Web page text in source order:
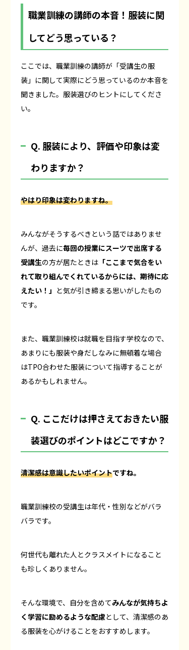
職業訓練の講師の本音！服装に関
してどう思っている？
ここでは、職業訓練の講師が「受講生の服
装」に関して実際にどう思っているのか本音を
聞きました。服装選びのヒントにしてくださ
い。
Q. 服装により、評価や印象は変
わりますか？
やはり印象は変わりますね。
みんながそうするべきという話ではありませ
んが、過去に毎回の授業にスーツで出席する
受講生の方が居たときは 「ここまで気合をい
れて取り組んでくれているからには、期待に応
えたい！」 と気が引き締まる思いがしたもの
です。
また、職業訓練校は就職を目指す学校なので、
あまりにも服装や身だしなみに無頓着な場合
はTPO合わせた服装について指導することが
あるかもしれません。
Q. ここだけは押さえておきたい服
装選びのポイントはどこですか？
清潔感は意識したいポイントですね。
職業訓練校の受講生は年代・性別などがバラ
バラです。
何世代も離れた人とクラスメイトになること
も珍しくありません。
そんな環境で、自分を含めてみんなが気持ちよ
く学習に励めるような配慮として、清潔感のあ
る服装を心がけることをおすすめします。